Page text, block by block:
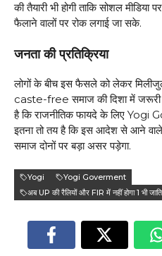
की तैयारी भी होगी ताकि सोशल
फैलाने वालों पर रोक लगाई जा सके.
जनता की प्रतिक्रिया
लोगों के बीच इस फैसले को लेकर
caste-free समाज की दिशा में
है कि राजनीतिक फायदे के लिए Yogi
इतना तो तय है कि इस आदेश से आने
समाज दोनों पर बड़ा असर पड़ेगा.
Yogi
Yogi Goverment
अब UP की रैलियों और FIR में नहीं होगा 1 भी